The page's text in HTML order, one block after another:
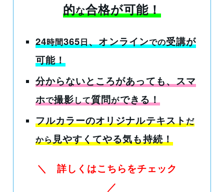
的な合格が可能！
24時間365日、オンラインでの受講が
可能！
分からないところがあっても、スマ
ホで撮影して質問ができる！
フルカラーのオリジナルテキストだ
から見やすくてやる気も持続！
＼ 詳しくはこちらをチェック
／